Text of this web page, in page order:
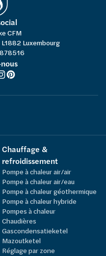
CFM
L1882 Luxembourg
Chauffage &
refroidissement
Pompe à chaleur air/air
Pompe à chaleur air/eau
Pompe à chaleur géothermique
Pompe à chaleur hybride
Pompes à chaleur
Chaudières
Gascondensatieketel
Mazoutketel
Réglage par zone